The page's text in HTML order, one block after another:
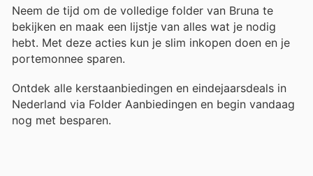
Neem de tijd om de volledige folder van Bruna te
bekijken en maak een lijstje van alles wat je nodig
hebt. Met deze acties kun je slim inkopen doen en je
portemonnee sparen.
Ontdek alle kerstaanbiedingen en eindejaarsdeals in
Nederland via Folder Aanbiedingen en begin vandaag
nog met besparen.